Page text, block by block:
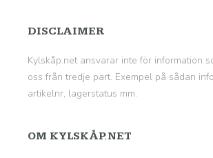
DISCLAIMER
Kylskåp.net ansvarar inte för information
oss från tredje part. Exempel på sådan
artikelnr, lagerstatus mm.
OM KYLSKÅP.NET